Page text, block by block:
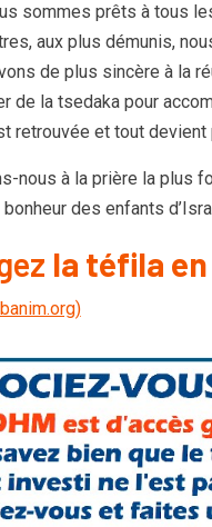
sommes prêts à tous
aux plus démunis,
de plus sincère à la
de la tsedaka pour
retrouvée et tout
nous à la prière la plus
des enfants
la téfila